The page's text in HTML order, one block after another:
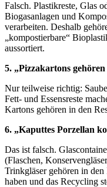
Falsch. Plastikreste, Glas
Biogasanlagen und
verarbeiten. Deshalb
„kompostierbare“
aussortiert.
5. „Pizzakartons
Nur teilweise richtig:
Fett- und Essensreste
Kartons gehören in den
6. „Kaputtes Porzellan
Das ist falsch.
(Flaschen,
Trinkgläser gehören in
haben und das Recycling